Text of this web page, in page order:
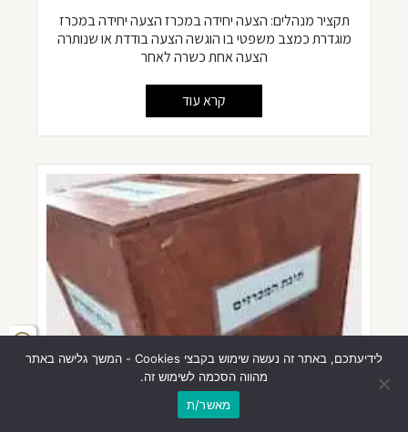
תקציר מנהלים: הצעה יחידה במכרז הצעה יחידה במכרז
מוגדרת כמצב משפטי בו הוגשה הצעה בודדת או שנותרה
הצעה אחת כשרה לאחר
קרא עוד
לידיעתכם, באתר זה נעשה שימוש בקבצי Cookies - המשך גלישה באתר
מהווה הסכמה לשימוש זה.
מאשר/ת